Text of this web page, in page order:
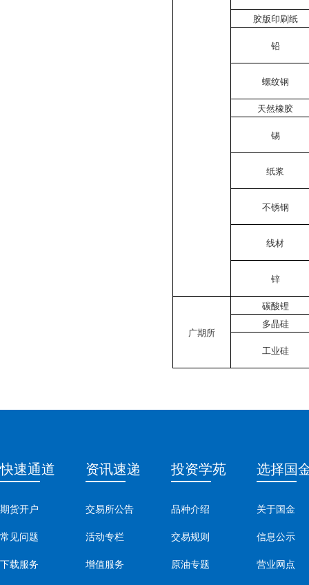
胶版印刷纸
铅
螺纹钢
天然橡胶
锡
纸浆
不锈钢
线材
锌
广期所
碳酸锂
多晶硅
工业硅
快速通道
期货开户
常见问题
下载服务
资讯速递
交易所公告
活动专栏
增值服务
投资学苑
品种介绍
交易规则
原油专题
选择国
关于国金
信息公示
营业网点